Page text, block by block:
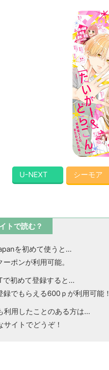
U-NEXT シーモア
トで読む？
を初めて使うと…
ポンが利用可能。
で初めて登録すると…
でもらえる600ｐが利用可能！
利用したことのある方は…
サイトでどうぞ！